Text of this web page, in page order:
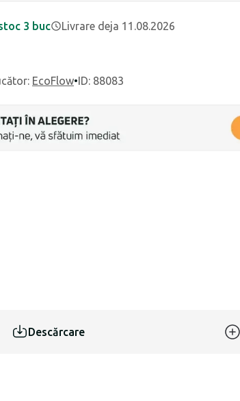
3 buc Livrare deja 11.08.2026
: EcoFlow•ID: 88083
Descărcare